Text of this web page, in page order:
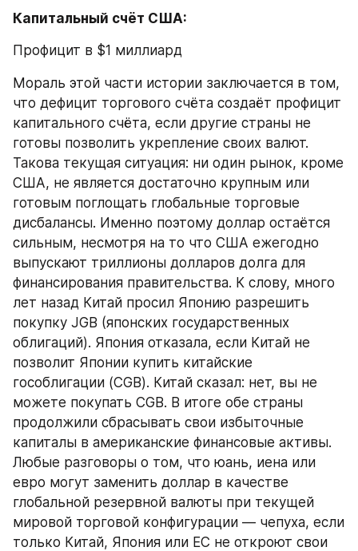
Капитальный счёт США:
Профицит в $1 миллиард
Мораль этой части истории заключается в том,
что дефицит торгового счёта создаёт профицит
капитального счёта, если другие страны не
готовы позволить укрепление своих валют.
Такова текущая ситуация: ни один рынок, кроме
США, не является достаточно крупным или
готовым поглощать глобальные торговые
дисбалансы. Именно поэтому доллар остаётся
сильным, несмотря на то что США ежегодно
выпускают триллионы долларов долга для
финансирования правительства. К слову, много
лет назад Китай просил Японию разрешить
покупку JGB (японских государственных
облигаций). Япония отказала, если Китай не
позволит Японии купить китайские
гособлигации (CGB). Китай сказал: нет, вы не
можете покупать CGB. В итоге обе страны
продолжили сбрасывать свои избыточные
капиталы в американские финансовые активы.
Любые разговоры о том, что юань, иена или
евро могут заменить доллар в качестве
глобальной резервной валюты при текущей
мировой торговой конфигурации — чепуха, если
только Китай, Япония или ЕС не откроют свои